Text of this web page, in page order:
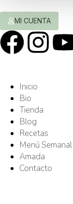
MI CUENTA
Inicio
Bio
Tienda
Blog
Recetas
Menú Semanal
Amada
Contacto